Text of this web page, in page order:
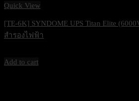
Quick View
[TE-6K] SYNDOME UPS Titan Elite
สำรองไฟฟ้า
Add to cart